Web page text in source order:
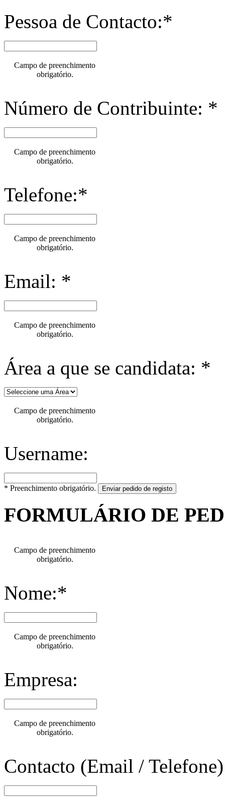
Pessoa de Contacto:*
Campo de preenchimento
obrigatório.
Número de Contribuinte: *
Campo de preenchimento
obrigatório.
Telefone:*
Campo de preenchimento
obrigatório.
Email: *
Campo de preenchimento
obrigatório.
Área a que se candidata: *
Campo de preenchimento
obrigatório.
Username:
* Preenchimento obrigatório. Enviar pedido de registo
FORMULÁRIO DE
Campo de preenchimento
obrigatório.
Nome:*
Campo de preenchimento
obrigatório.
Empresa:
Campo de preenchimento
obrigatório.
Contacto (Email /